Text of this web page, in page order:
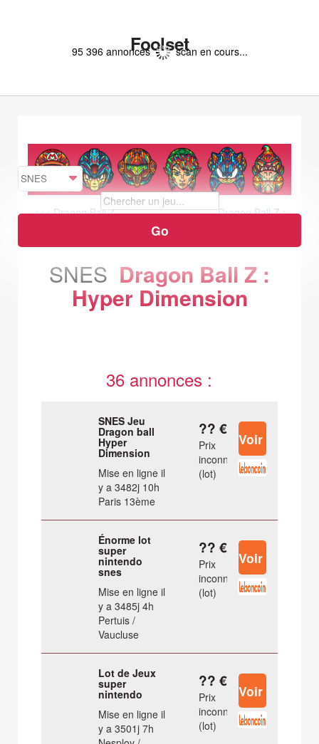
Foolset
95 396 annonces scan en cours...
<<< Dragon Ball Z
Dragon Ball Z :
La Legende Saien >>>
SNES Dragon Ball Z :
Hyper Dimension
36 annonces :
SNES Jeu
Dragon ball
Hyper
Dimension
Mise en ligne il
y a 3482j 10h
Paris 13ème
?? €
Prix
inconnu
(lot)
Énorme lot
super
nintendo
snes
Mise en ligne il
y a 3485j 4h
Pertuis /
Vaucluse
?? €
Prix
inconnu
(lot)
Lot de Jeux
super
nintendo
Mise en ligne il
y a 3501j 7h
?? €
Prix
inconnu
(lot)